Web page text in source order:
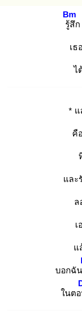
รู้สึ
Bm
ก
เธ
ไ
* แ
คื
และ
ล
แ
บอกฉั
ในต